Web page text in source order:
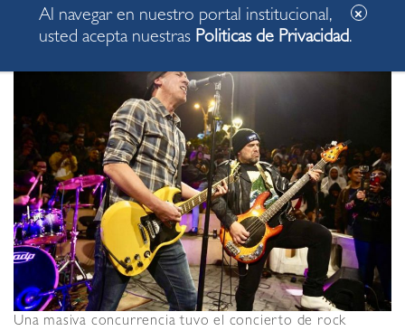
16.09.2022
Una masiva concurrencia tuvo el concierto de rock
Al navegar en nuestro portal institucional,
usted acepta nuestras Politicas de Privacidad.